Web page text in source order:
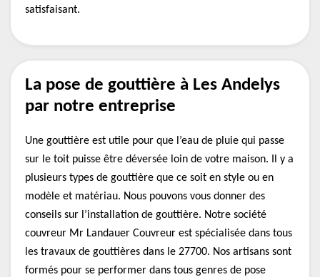
satisfaisant.
La pose de gouttière à Les Andelys
par notre entreprise
Une gouttière est utile pour que l’eau de pluie qui passe
sur le toit puisse être déversée loin de votre maison. Il y a
plusieurs types de gouttière que ce soit en style ou en
modèle et matériau. Nous pouvons vous donner des
conseils sur l’installation de gouttière. Notre société
couvreur Mr Landauer Couvreur est spécialisée dans tous
les travaux de gouttières dans le 27700. Nos artisans sont
formés pour se performer dans tous genres de pose